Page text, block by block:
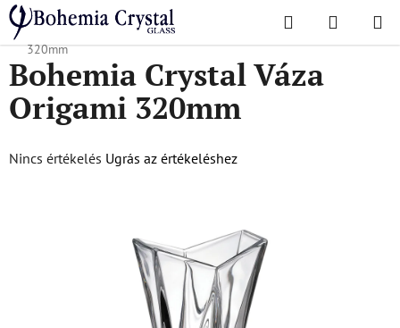
Ugrás
fő
tartalomhoz
Keresés KOSÁR
Kezdőlap
/ Népszerű kollekciók / Origami
Bohemia Crystal Váza Origami
320mm
Bohemia Crystal Váza
Origami 320mm
A
Nincs értékelés Ugrás az értékeléshez